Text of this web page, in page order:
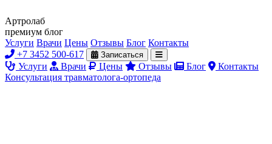
Артролаб
премиум блог
Услуги Врачи Цены Отзывы Блог Контакты
+7 3452 500-617
Записаться
Услуги Врачи Цены Отзывы Блог
Контакты
Консультация травматолога-ортопеда